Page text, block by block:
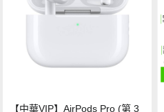
【中華VIP】AirPods Pro (第 3